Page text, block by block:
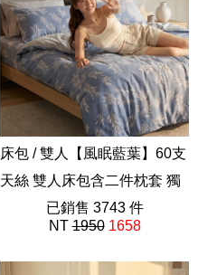
床包 / 雙人【風眠藍葉】60支
天絲 雙人床包含二件枕套 獨
家設計 FORME
202605新品
已銷售 3743 件
NT1950 1658